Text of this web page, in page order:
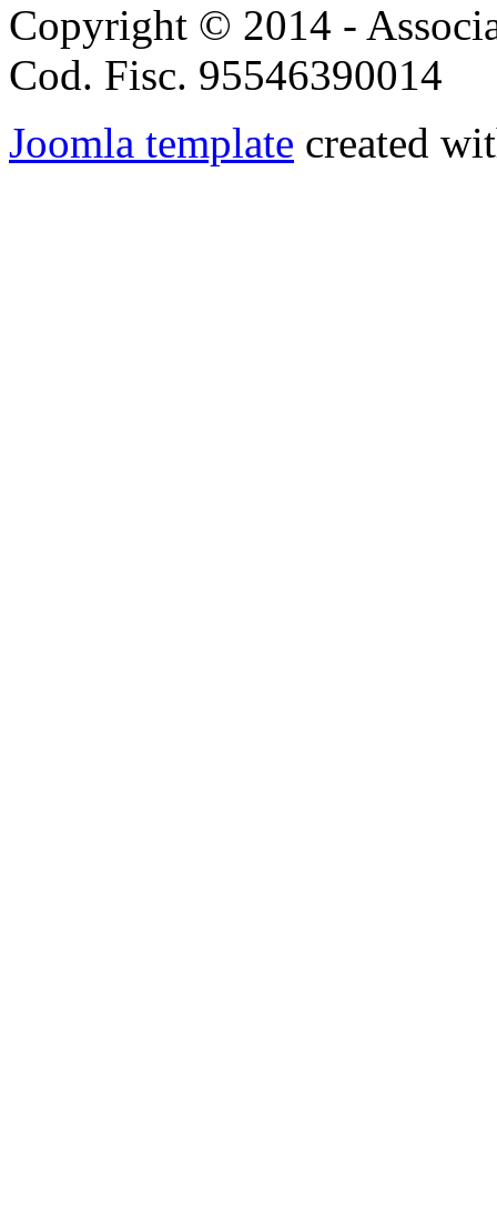
Copyright © 2014 -
Cod. Fisc. 95546390014
Joomla template created